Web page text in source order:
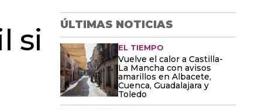
si ÚLTIMAS NOTICIAS
EL TIEMPO
Vuelve el calor a Castilla-
La Mancha con avisos
amarillos en Albacete,
Cuenca, Guadalajara y
Toledo